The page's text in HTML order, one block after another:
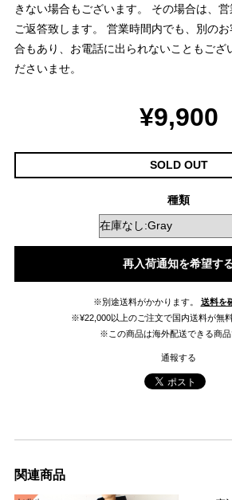
きない場合もございます。 その場合は、
ご返答致します。 営業時間内でも、別の
合もあり、お電話に出られないこともござ
ださいませ。
¥9,900
SOLD OUT
種類
再入荷通知を希望す
※別途送料がかかります。
送料を
※¥22,000以上のご注文で国内送料が無料
※この商品は海外配送できる商品
通報する
関連商品